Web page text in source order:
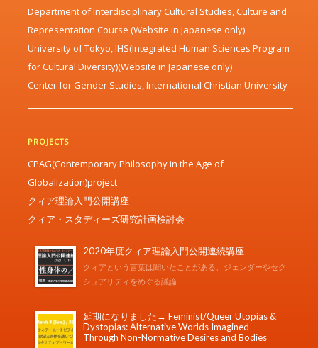
Department of Interdisciplinary Cultural Studies, Culture and
Representation Course (Website in Japanese only)
University of Tokyo, IHS(Integrated Human Sciences Program
for Cultural Diversity)(Website in Japanese only)
Center for Gender Studies, International Christian University
PROJECTS
CPAG(Contemporary Philosophy in the Age of
Globalization)project
クィア理論入門公開講座
クィア・スタディーズ研究計画検討会
2020年度クィア理論入門公開連続講座
クィアという言葉は聞いたことがある、ジェンダーやセク
シュアリティをめぐる議論...
延期になりました→ Feminist/Queer Utopias &
Dystopias: Alternative Worlds Imagined
Through Non-Normative Desires and Bodies